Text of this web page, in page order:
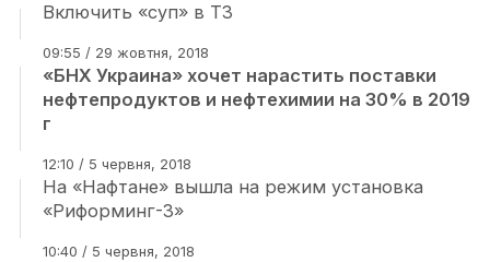
Включить «суп» в ТЗ
09:55 / 29 жовтня, 2018
«БНХ Украина» хочет нарастить поставки
нефтепродуктов и нефтехимии на 30% в 2019
г
12:10 / 5 червня, 2018
На «Нафтане» вышла на режим установка
«Риформинг-3»
10:40 / 5 червня, 2018